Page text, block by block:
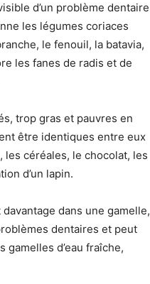
d’un problème dentaire
les légumes coriaces
le fenouil, la batavia,
les fanes de radis et de
trop gras et pauvres en
être identiques entre eux
céréales, le chocolat, les
d’un lapin.
dans une gamelle,
dentaires et peut
d’eau fraîche,